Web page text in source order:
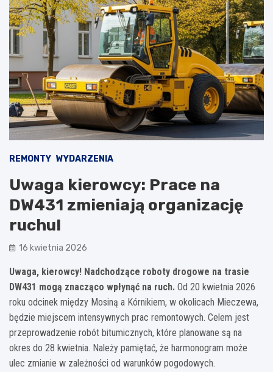
REMONTY WYDARZENIA
Uwaga kierowcy: Prace na
DW431 zmieniają organizację
ruchu!
16 kwietnia 2026
Uwaga, kierowcy! Nadchodzące roboty drogowe na trasie
DW431 mogą znacząco wpłynąć na ruch. Od 20 kwietnia 2026
roku odcinek między Mosiną a Kórnikiem, w okolicach Mieczewa,
będzie miejscem intensywnych prac remontowych. Celem jest
przeprowadzenie robót bitumicznych, które planowane są na
okres do 28 kwietnia. Należy pamiętać, że harmonogram może
ulec zmianie w zależności od warunków pogodowych.